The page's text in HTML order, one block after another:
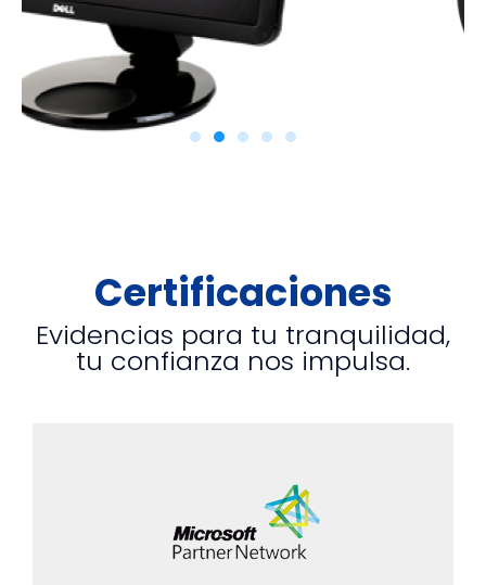
Certificaciones
Evidencias para tu tranquilidad,
tu confianza nos impulsa.